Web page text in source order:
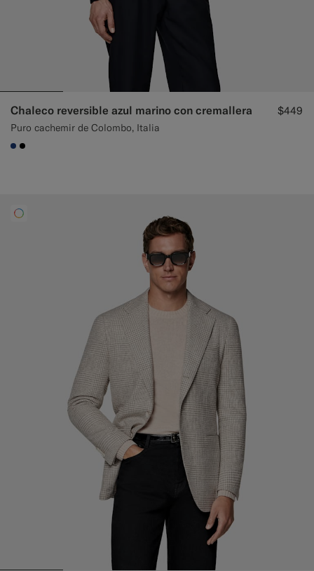
Chaleco reversible azul marino con cremallera
Puro cachemir de Colombo, Italia
$449
#1C3D7A
#000000